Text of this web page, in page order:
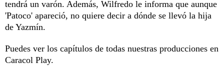
tendrá un varón. Además, Wilfredo le informa que aunque
'Patoco' apareció, no quiere decir a dónde se llevó la hija
de Yazmín.
Puedes ver los capítulos de todas nuestras producciones en
Caracol Play.